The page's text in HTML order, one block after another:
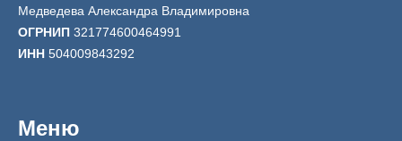
Медведева Александра Владимировна
ОГРНИП 321774600464991
ИНН 504009843292
Меню